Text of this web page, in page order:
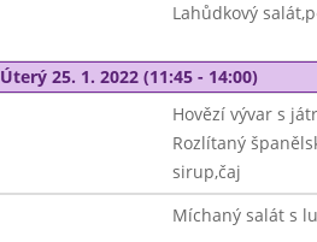
Lahůdkový
Úterý 25. 1. 2022 (11:45 - 14:00)
Hovězí vývar s
Rozlítaný
sirup,čaj
Míchaný salát s